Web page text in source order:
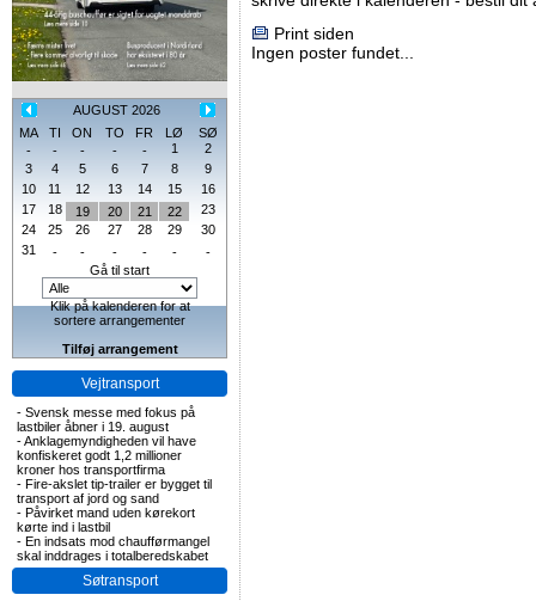
AUGUST 2026
MA
TI ON TO FR LØ
SØ
-
- - - - 1
2
3
4 5 6 7 8
9
10
11 12 13 14 15
16
17
18 19 20 21 22
23
24
25 26 27 28 29
30
31
- - - - -
-
Gå til start
Klik på kalenderen for at
sortere arrangementer
Tilføj arrangement
Vejtransport
- Svensk messe med fokus på
lastbiler åbner i 19. august
-Anklagemyndigheden vil have
konfiskeret godt 1,2 millioner
kroner hos transportfirma
- Fire-akslet tip-trailer er bygget til
transport af jord og sand
- Påvirket mand uden kørekort
kørte ind i lastbil
- En indsats mod chaufførmangel
skal inddrages i totalberedskabet
Søtransport
Print siden
Ingen poster fundet...